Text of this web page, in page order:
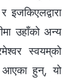
इजकिएलद्वारा
उहाँको अन्य
स्वयम्‌को
आएका हुन्, यो